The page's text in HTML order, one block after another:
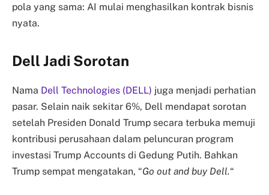
pola yang sama: AI mulai menghasilkan kontrak bisnis
nyata.
Dell Jadi Sorotan
Nama Dell Technologies (DELL) juga menjadi perhatian
pasar. Selain naik sekitar 6%, Dell mendapat sorotan
setelah Presiden Donald Trump secara terbuka memuji
kontribusi perusahaan dalam peluncuran program
investasi Trump Accounts di Gedung Putih. Bahkan
Trump sempat mengatakan, “Go out and buy Dell.“